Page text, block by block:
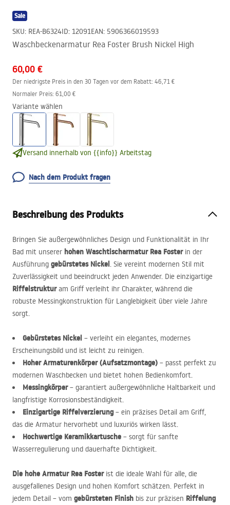
Sale
SKU: REA-B6324ID: 12091EAN: 5906366019593
Waschbeckenarmatur Rea Foster Brush Nickel High
60,00 €
Der niedrigste Preis in den 30 Tagen vor dem Rabatt: 46,71 €
Normaler Preis: 61,00 €
Variante wählen
Versand innerhalb von {{info}} Arbeitstag
Nach dem Produkt fragen
Beschreibung des Produkts
Bringen Sie außergewöhnliches Design und Funktionalität in Ihr
Bad mit unserer hohen Waschtischarmatur Rea Fosterin der
Ausführung gebürstetes Nickel. Sie vereint modernen Stil mit
Zuverlässigkeit und beeindruckt jeden Anwender. Die einzigartige
Riffelstrukturam Griff verleiht ihr Charakter, während die
robuste Messingkonstruktion für Langlebigkeit über viele Jahre
sorgt.
Gebürstetes Nickel – verleiht ein elegantes, modernes
Erscheinungsbild und ist leicht zu reinigen.
Hoher Armaturenkörper (Aufsatzmontage) – passt perfekt zu
modernen Waschbecken und bietet hohen Bedienkomfort.
Messingkörper– garantiert außergewöhnliche Haltbarkeit und
langfristige Korrosionsbeständigkeit.
Einzigartige Riffelverzierung– ein präzises Detail am Griff,
das die Armatur hervorhebt und luxuriös wirken lässt.
Hochwertige Keramikkartusche – sorgt für sanfte
Wasserregulierung und dauerhafte Dichtigkeit.
Die hohe Armatur Rea Fosterist die ideale Wahl für alle, die
ausgefallenes Design und hohen Komfort schätzen. Perfekt in
jedem Detail – vom gebürsteten Finish bis zur präzisen Riffelung